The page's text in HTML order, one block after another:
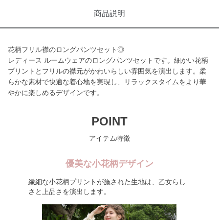
商品説明
花柄フリル襟のロングパンツセット◎
レディース ルームウェアのロングパンツセットです。細かい花柄
プリントとフリルの襟元がかわいらしい雰囲気を演出します。柔
らかな素材で快適な着心地を実現し、リラックスタイムをより華
やかに楽しめるデザインです。
POINT
アイテム特徴
優美な小花柄デザイン
繊細な小花柄プリントが施された生地は、乙女らし
さと上品さを演出します。